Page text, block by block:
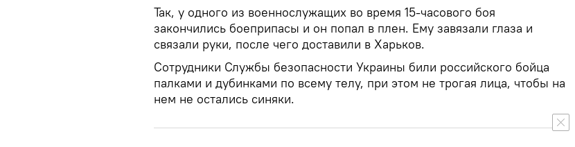
Так, у одного из военнослужащих во время 15-часового боя
закончились боеприпасы и он попал в плен. Ему завязали глаза и
связали руки, после чего доставили в Харьков.
Сотрудники Службы безопасности Украины били российского бойца
палками и дубинками по всему телу, при этом не трогая лица, чтобы на
нем не остались синяки.